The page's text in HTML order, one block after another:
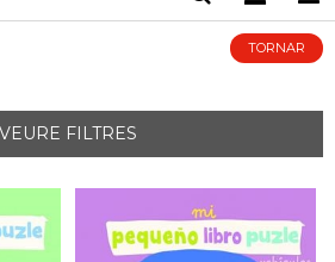
TORNAR
VEURE FILTRES